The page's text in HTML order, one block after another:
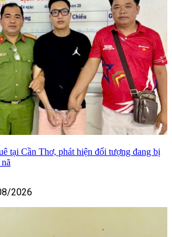
tại Cần Thơ, phát hiện đối tượng đang bị
2026